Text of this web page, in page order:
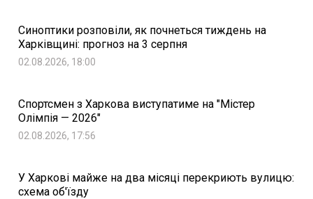
Синоптики розповіли, як почнеться тиждень на
Харківщині: прогноз на 3 серпня
02.08.2026, 18:00
Спортсмен з Харкова виступатиме на "Містер
Олімпія — 2026"
02.08.2026, 17:56
У Харкові майже на два місяці перекриють вулицю:
схема об'їзду